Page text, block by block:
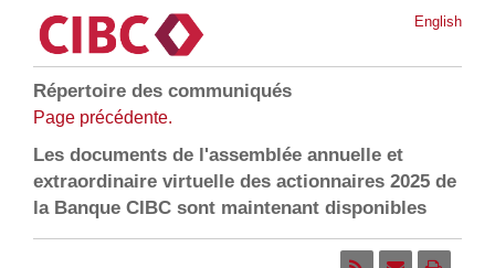
English
Répertoire des communiqués
Page précédente.
Les documents de l'assemblée annuelle et
extraordinaire virtuelle des actionnaires 2025 de
la Banque CIBC sont maintenant disponibles